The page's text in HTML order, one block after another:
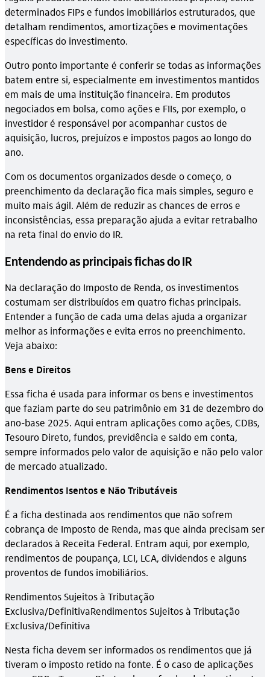
determinados FIPs e fundos imobiliários estruturados, que
detalham rendimentos, amortizações e movimentações
específicas do investimento.
Outro ponto importante é conferir se todas as informações
batem entre si, especialmente em investimentos mantidos
em mais de uma instituição financeira. Em produtos
negociados em bolsa, como ações e FIIs, por exemplo, o
investidor é responsável por acompanhar custos de
aquisição, lucros, prejuízos e impostos pagos ao longo do
ano.
Com os documentos organizados desde o começo, o
preenchimento da declaração fica mais simples, seguro e
muito mais ágil. Além de reduzir as chances de erros e
inconsistências, essa preparação ajuda a evitar retrabalho
na reta final do envio do IR.
Entendendo as principais fichas do IR
Na declaração do Imposto de Renda, os investimentos
costumam ser distribuídos em quatro fichas principais.
Entender a função de cada uma delas ajuda a organizar
melhor as informações e evita erros no preenchimento.
Veja abaixo:
Bens e Direitos
Essa ficha é usada para informar os bens e investimentos
que faziam parte do seu patrimônio em 31 de dezembro do
ano-base 2025. Aqui entram aplicações como ações, CDBs,
Tesouro Direto, fundos, previdência e saldo em conta,
sempre informados pelo valor de aquisição e não pelo valor
de mercado atualizado.
Rendimentos Isentos e Não Tributáveis
É a ficha destinada aos rendimentos que não sofrem
cobrança de Imposto de Renda, mas que ainda precisam ser
declarados à Receita Federal. Entram aqui, por exemplo,
rendimentos de poupança, LCI, LCA, dividendos e alguns
proventos de fundos imobiliários.
Rendimentos Sujeitos à Tributação
Exclusiva/DefinitivaRendimentos Sujeitos à Tributação
Exclusiva/Definitiva
Nesta ficha devem ser informados os rendimentos que já
tiveram o imposto retido na fonte. É o caso de aplicações